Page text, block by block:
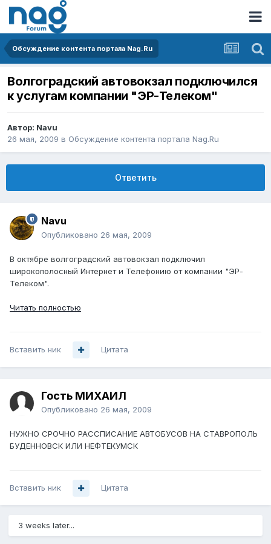
Обсуждение контента портала Nag.Ru
Волгоградский автовокзал подключился
к услугам компании "ЭР-Телеком"
Автор: Navu
26 мая, 2009 в Обсуждение контента портала Nag.Ru
Ответить
Navu
Опубликовано 26 мая, 2009
В октябре волгоградский автовокзал подключил
широкополосный Интернет и Телефонию от компании "ЭР-
Телеком".
Читать полностью
Вставить ник Цитата
Гость МИХАИЛ
Опубликовано 26 мая, 2009
НУЖНО СРОЧНО РАССПИСАНИЕ АВТОБУСОВ НА СТАВРОПОЛЬ
БУДЕННОВСК ИЛИ НЕФТЕКУМСК
Вставить ник Цитата
3 weeks later...